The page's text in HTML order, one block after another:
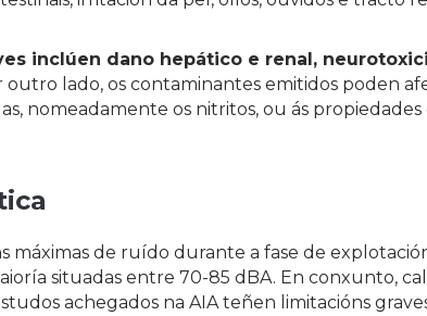
inclúen dano hepático e renal,
outro lado, os contaminantes emitidos poden
nomeadamente os nitritos, ou ás
máximas de ruído durante a fase de
situadas entre 70-85 dBA. En conxunto,
achegados na AIA teñen limitacións